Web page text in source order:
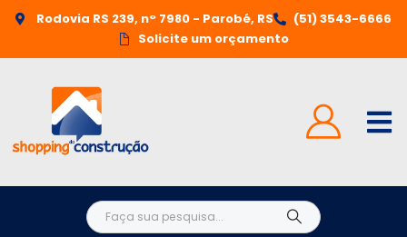
Rodovia RS 239, n° 7980 - Parobé, RS
(51) 3543-6666
Solicite um orçamento